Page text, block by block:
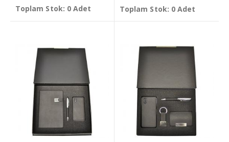
Toplam Stok: 0 Adet Toplam Stok: 0 Adet